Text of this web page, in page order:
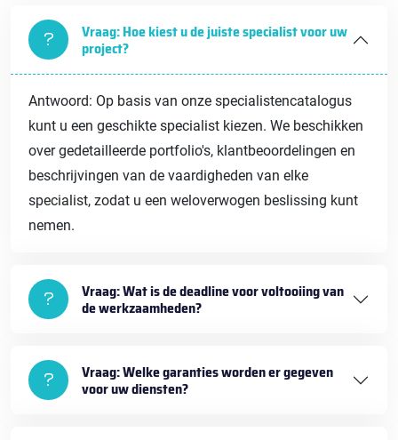
Vraag: Hoe kiest u de juiste specialist voor uw
project?
Antwoord: Op basis van onze specialistencatalogus
kunt u een geschikte specialist kiezen. We beschikken
over gedetailleerde portfolio's, klantbeoordelingen en
beschrijvingen van de vaardigheden van elke
specialist, zodat u een weloverwogen beslissing kunt
nemen.
Vraag: Wat is de deadline voor voltooiing van
de werkzaamheden?
Vraag: Welke garanties worden er gegeven
voor uw diensten?